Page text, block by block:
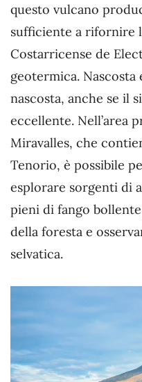
questo vulcano
sufficiente a rifornire
Costarricense de
geotermica. Nascosta
nascosta, anche se il
eccellente. Nell’area
Miravalles, che
Tenorio, è possibile
esplorare sorgenti di
pieni di fango
della foresta e
selvatica.